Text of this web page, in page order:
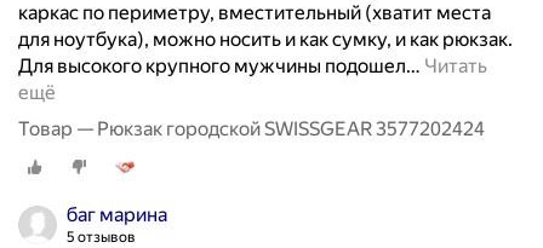
каркас по периметру, вместительный (хватит места
для ноутбука), можно носить и как сумку, и как рюкзак.
Для высокого крупного мужчины подошел… Читать
ещё
Товар — Рюкзак городской SWISSGEAR 3577202424
баг марина
5 отзывов